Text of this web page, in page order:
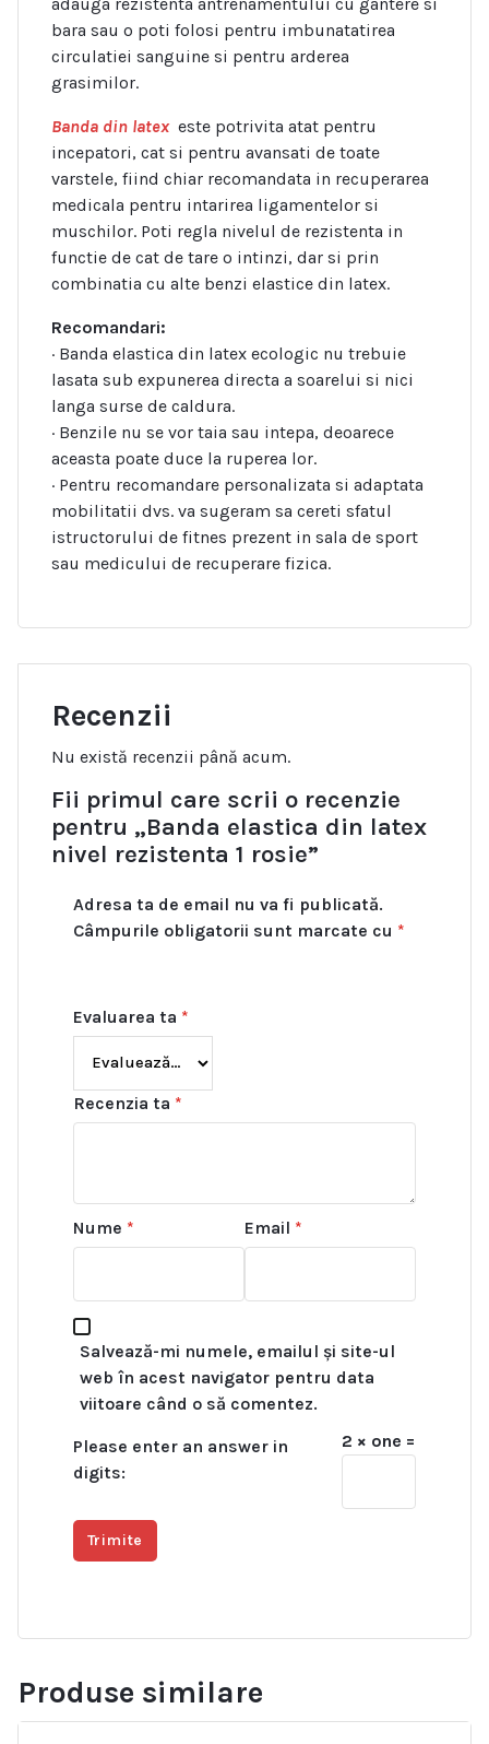
bara sau o poti folosi pentru imbunatatirea
circulatiei sanguine si pentru arderea
grasimilor.
Banda din latex este potrivita atat pentru
incepatori, cat si pentru avansati de toate
varstele, fiind chiar recomandata in recuperarea
medicala pentru intarirea ligamentelor si
muschilor. Poti regla nivelul de rezistenta in
functie de cat de tare o intinzi, dar si prin
combinatia cu alte benzi elastice din latex.
Recomandari:
· Banda elastica din latex ecologic nu trebuie
lasata sub expunerea directa a soarelui si nici
langa surse de caldura.
· Benzile nu se vor taia sau intepa, deoarece
aceasta poate duce la ruperea lor.
· Pentru recomandare personalizata si adaptata
mobilitatii dvs. va sugeram sa cereti sfatul
istructorului de fitnes prezent in sala de sport
sau medicului de recuperare fizica.
Recenzii
Nu există recenzii până acum.
Fii primul care scrii o recenzie
pentru „Banda elastica din latex
nivel rezistenta 1 rosie”
Adresa ta de email nu va fi publicată.
Câmpurile obligatorii sunt marcate cu *
Evaluarea ta *
Recenzia ta *
Nume * Email *
Salvează-mi numele, emailul și site-ul
web în acest navigator pentru data
viitoare când o să comentez.
Please enter an answer in
digits:
2 × one =
Produse similare